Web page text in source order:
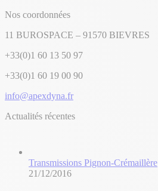
Nos coordonnées
11 BUROSPACE – 91570 BIEVRES
+33(0)1 60 13 50 97
+33(0)1 60 19 00 90
info@apexdyna.fr
Actualités récentes
Transmissions Pignon-Crémaillère
21/12/2016